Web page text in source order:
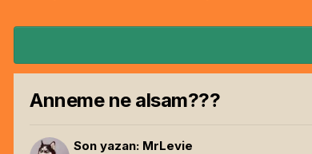
Anneme ne alsam???
Son yazan: MrLevie